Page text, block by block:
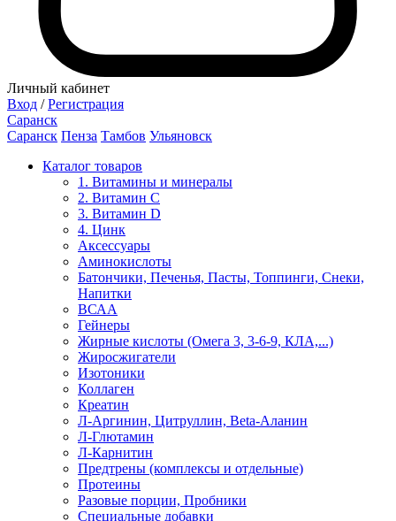
Личный кабинет
Вход / Регистрация
Саранск
Саранск Пенза Тамбов Ульяновск
Каталог товаров
1. Витамины и минералы
2. Витамин С
3. Витамин D
4. Цинк
Аксессуары
Аминокислоты
Батончики, Печенья, Пасты, Топпинги, Снеки,
Напитки
ВСАА
Гейнеры
Жирные кислоты (Омега 3, 3-6-9, КЛА,...)
Жиросжигатели
Изотоники
Коллаген
Креатин
Л-Аргинин, Цитруллин, Beta-Аланин
Л-Глютамин
Л-Карнитин
Предтрены (комплексы и отдельные)
Протеины
Разовые порции, Пробники
Специальные добавки